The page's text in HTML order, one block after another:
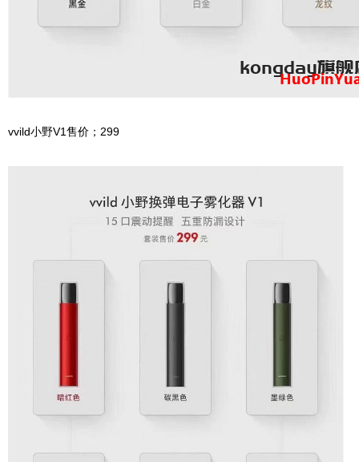
vvild小野V1售价；299